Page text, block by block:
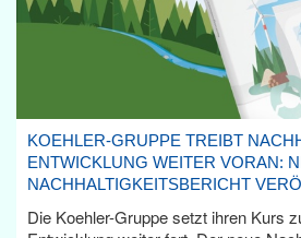
KOEHLER-GRUPPE TREIBT
ENTWICKLUNG WEITER VORAN:
NACHHALTIGKEITSBERICHT
Die Koehler-Gruppe setzt ihren Kurs